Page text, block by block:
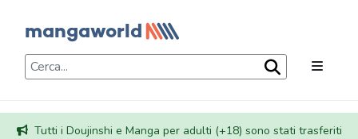
Tutti i Doujinshi e Manga per adulti (+18) sono stati trasferiti